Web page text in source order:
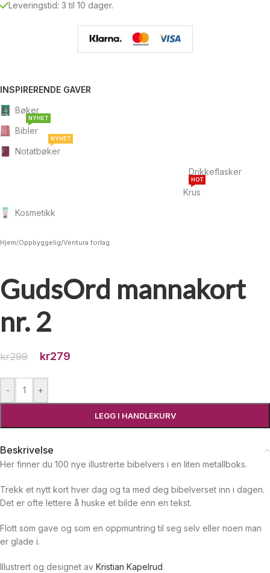
Leveringstid: 3 til 10 dager.
INSPIRERENDE GAVER
Bøker
Bibler
NYHET
Notatbøker
NYHET
Drikkeflasker
Krus
HOT
Kosmetikk
Hjem/Oppbyggelig/Ventura forlag
GudsOrd mannakort
nr. 2
kr299 kr279
- +
LEGG I HANDLEKURV
Beskrivelse
Her finner du 100 nye illustrerte bibelvers i en liten metallboks.
Trekk et nytt kort hver dag og ta med deg bibelverset inn i dagen.
Det er ofte lettere å huske et bilde enn en tekst.
Flott som gave og som en oppmuntring til seg selv eller noen man
er glade i.
Illustrert og designet av Kristian Kapelrud